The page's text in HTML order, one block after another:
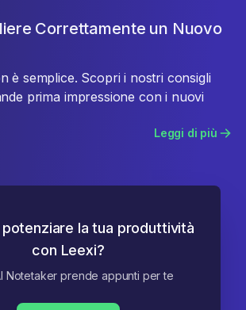
Correttamente un Nuovo
è semplice. Scopri i nostri consigli
prima impressione con i nuovi
Leggi di più
potenziare la tua produttività
con Leexi?
Notetaker prende appunti per te